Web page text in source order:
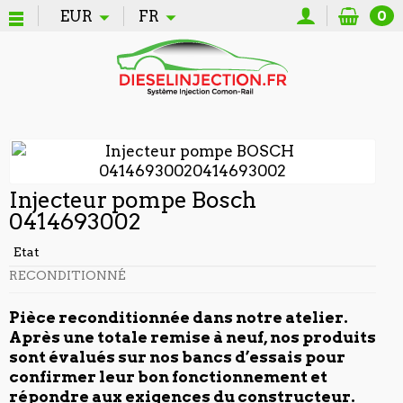
EUR FR 0
Injecteur pompe Bosch
0414693002
Etat
RECONDITIONNÉ
Pièce reconditionnée dans notre atelier.
Après une totale remise à neuf, nos produits
sont évalués sur nos bancs d’essais pour
confirmer leur bon fonctionnement et
répondre aux exigences du constructeur.